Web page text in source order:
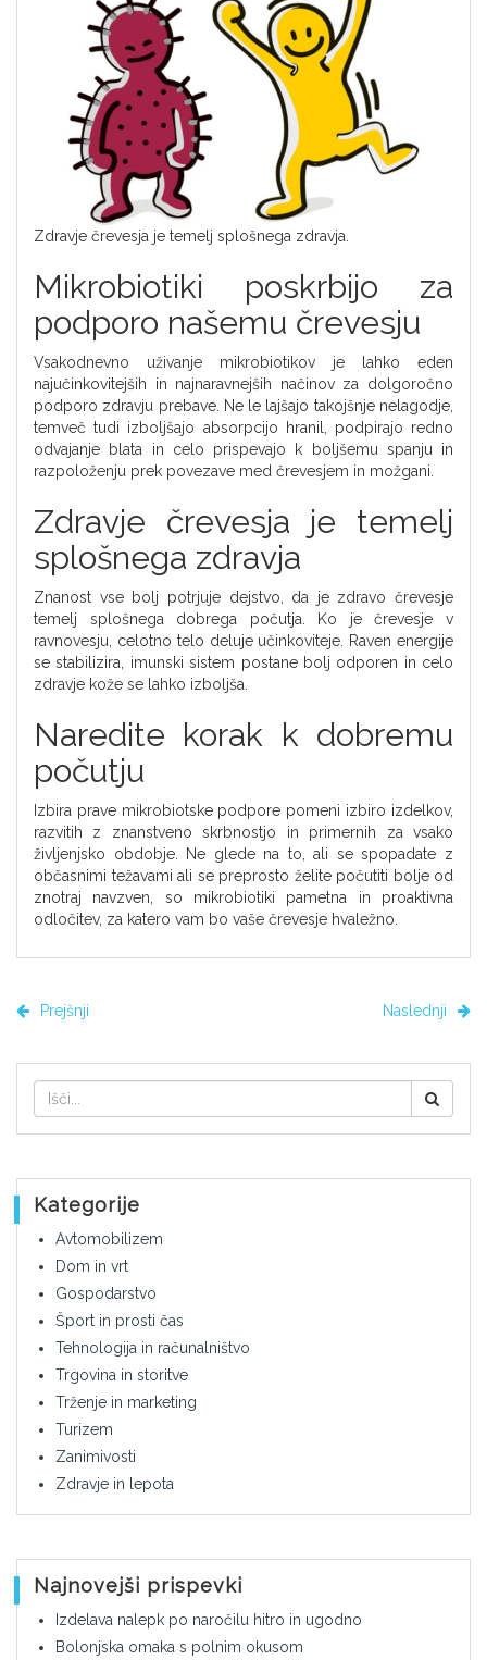
Zdravje črevesja je temelj splošnega zdravja.
Mikrobiotiki poskrbijo za
podporo našemu črevesju
Vsakodnevno uživanje mikrobiotikov je lahko eden
najučinkovitejših in najnaravnejših načinov za dolgoročno
podporo zdravju prebave. Ne le lajšajo takojšnje nelagodje,
temveč tudi izboljšajo absorpcijo hranil, podpirajo redno
odvajanje blata in celo prispevajo k boljšemu spanju in
razpoloženju prek povezave med črevesjem in možgani.
Zdravje črevesja je temelj
splošnega zdravja
Znanost vse bolj potrjuje dejstvo, da je zdravo črevesje
temelj splošnega dobrega počutja. Ko je črevesje v
ravnovesju, celotno telo deluje učinkoviteje. Raven energije
se stabilizira, imunski sistem postane bolj odporen in celo
zdravje kože se lahko izboljša.
Naredite korak k dobremu
počutju
Izbira prave mikrobiotske podpore pomeni izbiro izdelkov,
razvitih z znanstveno skrbnostjo in primernih za vsako
življenjsko obdobje. Ne glede na to, ali se spopadate z
občasnimi težavami ali se preprosto želite počutiti bolje od
znotraj navzven, so mikrobiotiki pametna in proaktivna
odločitev, za katero vam bo vaše črevesje hvaležno.
Prejšnji Naslednji
Kategorije
Avtomobilizem
Dom in vrt
Gospodarstvo
Šport in prosti čas
Tehnologija in računalništvo
Trgovina in storitve
Trženje in marketing
Turizem
Zanimivosti
Zdravje in lepota
Najnovejši prispevki
Izdelava nalepk po naročilu hitro in ugodno
Bolonjska omaka s polnim okusom